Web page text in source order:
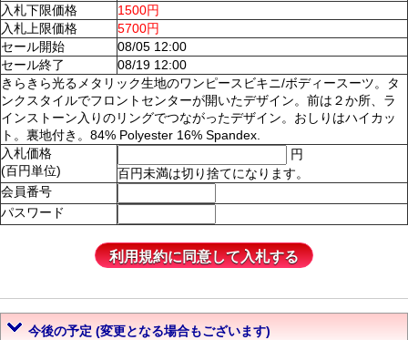
入札下限価格
1500円
入札上限価格
5700円
セール開始
08/05 12:00
セール終了
08/19 12:00
きらきら光るメタリック生地のワンピースビキニ/ボディースーツ。タ
ンクスタイルでフロントセンターが開いたデザイン。前は２か所、ラ
インストーン入りのリングでつながったデザイン。おしりはハイカッ
ト。裏地付き。84% Polyester 16% Spandex.
入札価格
(百円単位)
円
百円未満は切り捨てになります。
会員番号
パスワード
今後の予定 (変更となる場合もございます)